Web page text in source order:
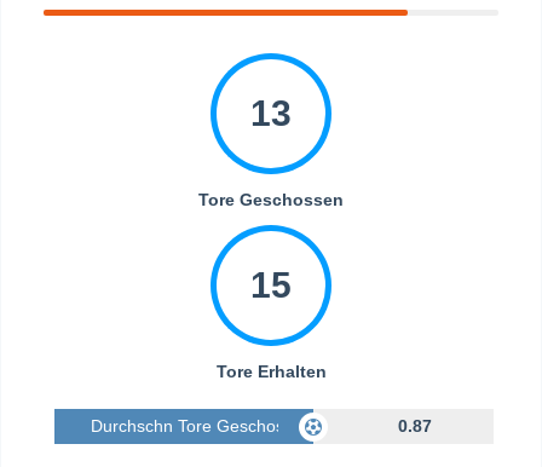
13
Tore Geschossen
15
Tore Erhalten
Durchschn Tore Geschossen 0.87